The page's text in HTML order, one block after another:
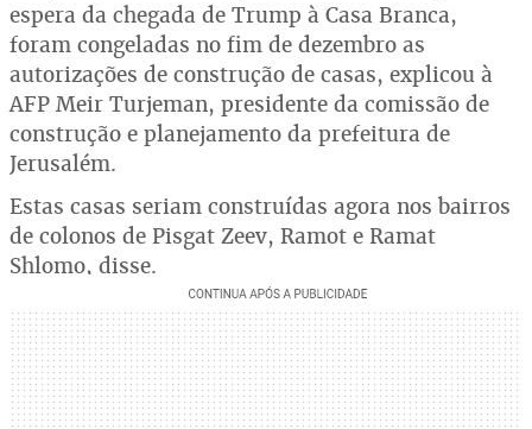
espera da chegada de Trump à Casa Branca,
foram congeladas no fim de dezembro as
autorizações de construção de casas, explicou à
AFP Meir Turjeman, presidente da comissão de
construção e planejamento da prefeitura de
Jerusalém.
Estas casas seriam construídas agora nos bairros
de colonos de Pisgat Zeev, Ramot e Ramat
Shlomo, disse.